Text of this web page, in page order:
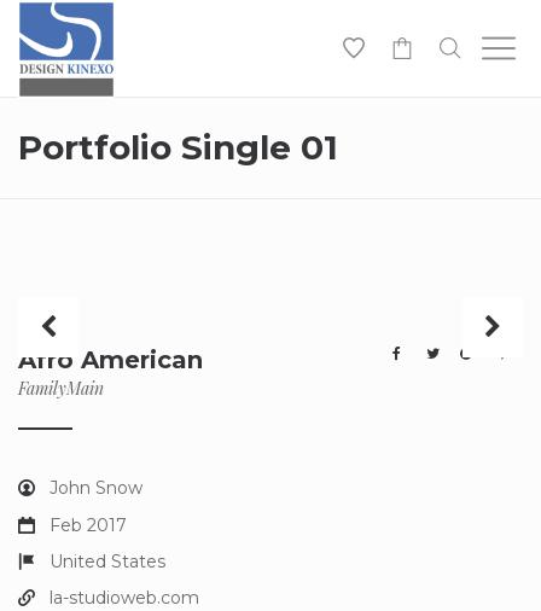
Portfolio Single 01
Afro American
FamilyMain
John Snow
Feb 2017
United States
la-studioweb.com